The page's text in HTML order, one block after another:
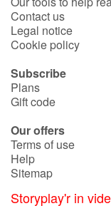
Contact us
Legal notice
Cookie policy
Subscribe
Plans
Gift code
Our offers
Terms of use
Help
Sitemap
Storyplay'r in